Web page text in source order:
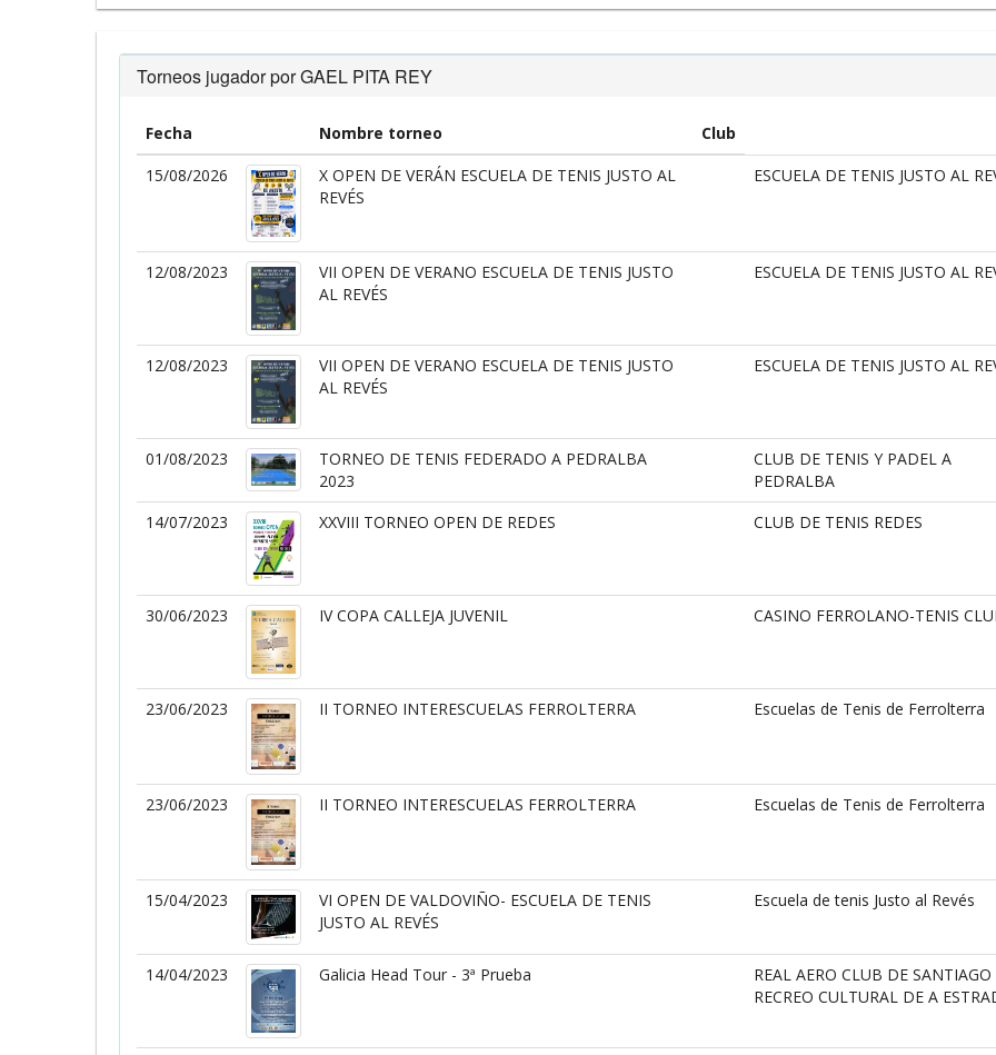
Torneos jugador por GAEL PITA REY
Fecha Nombre torneo
Club
15/08/2026
X OPEN DE VERÁN ESCUELA DE TENIS JUSTO AL
REVÉS
ESCUELA DE TENIS JUSTO AL
12/08/2023
VII OPEN DE VERANO ESCUELA DE TENIS JUSTO
AL REVÉS
ESCUELA DE TENIS JUSTO AL
12/08/2023
VII OPEN DE VERANO ESCUELA DE TENIS JUSTO
AL REVÉS
ESCUELA DE TENIS JUSTO AL
01/08/2023
TORNEO DE TENIS FEDERADO A PEDRALBA
2023
CLUB DE TENIS Y PADEL A
PEDRALBA
14/07/2023
XXVIII TORNEO OPEN DE REDES CLUB DE TENIS REDES
30/06/2023 IV COPA CALLEJA JUVENIL CASINO FERROLANO-TENIS
23/06/2023 II TORNEO INTERESCUELAS FERROLTERRA Escuelas de Tenis de Ferrolterra
23/06/2023 II TORNEO INTERESCUELAS FERROLTERRA Escuelas de Tenis de Ferrolterra
15/04/2023
VI OPEN DE VALDOVIÑO- ESCUELA DE TENIS
JUSTO AL REVÉS
Escuela de tenis Justo al Revés
14/04/2023 Galicia Head Tour - 3ª Prueba
REAL AERO CLUB DE
RECREO CULTURAL DE A